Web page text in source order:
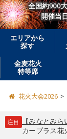
全国約900
開催当
エリアから
探す
金麦花火
特等席
花火大会2026
注目 【みなとみ
カープラス花